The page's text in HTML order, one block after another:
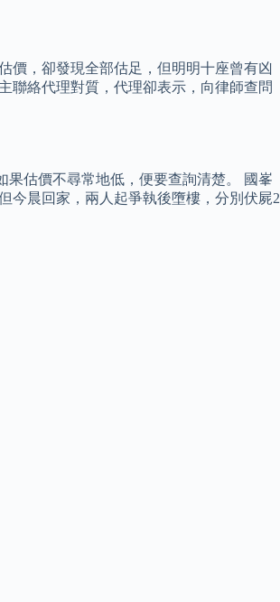
價，卻發現全部估足，但明明十座曾有凶
聯絡代理對質，代理卻表示，向律師查問
估價不尋常地低，便要查詢清楚。 國峯
今晨回家，兩人起爭執後墮樓，分別伏屍2